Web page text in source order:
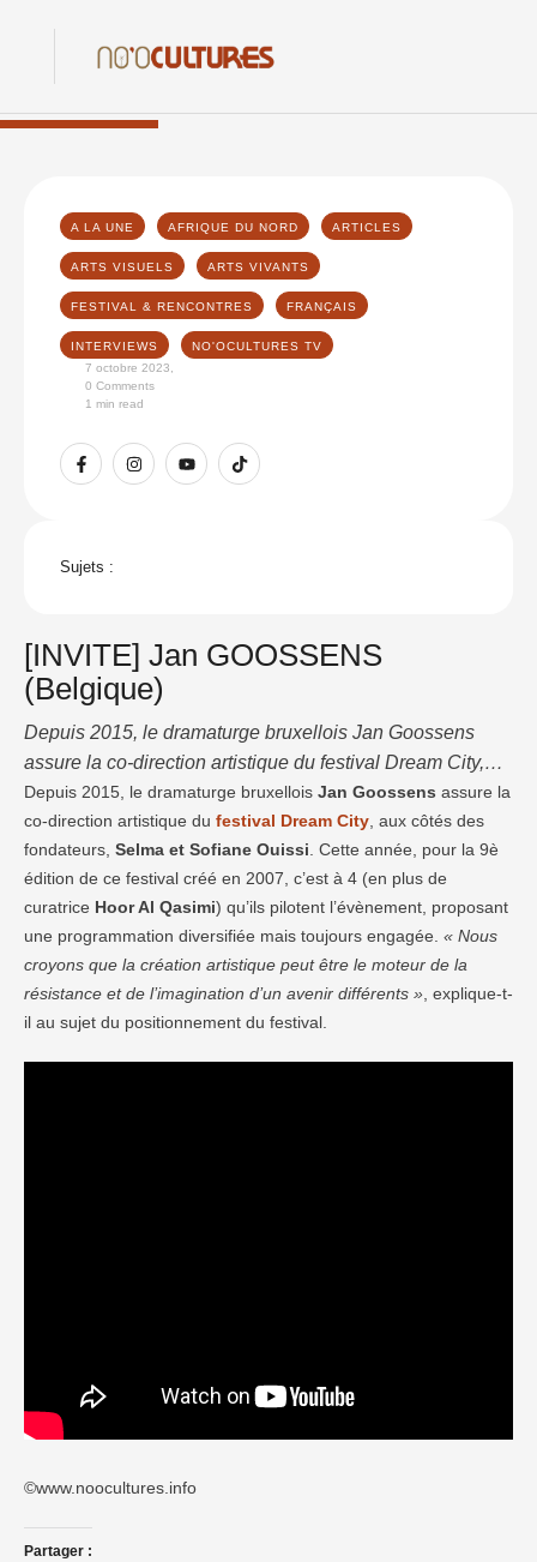
A LA UNE AFRIQUE DU NORD ARTICLES
ARTS VISUELS ARTS VIVANTS
FESTIVAL & RENCONTRES FRANÇAIS
INTERVIEWS
NO'OCULTURES TV
7 octobre 2023
0 Comments
1 min read
Sujets :
[INVITE] Jan GOOSSENS
(Belgique)
Depuis 2015, le dramaturge bruxellois Jan Goossens
assure la co-direction artistique du festival Dream City,
aux côtés des fondateurs, Selma et Sofiane
Ouissi.Partager : Cliquez pour partager sur
WhatsApp(ouvre dans une nouvelle fenêtre) WhatsApp
Cliquez pour partager sur LinkedIn(ouvre dans une
nouvelle fenêtre) LinkedIn J’aime ça :J’aime
chargement…
Depuis 2015, le dramaturge bruxellois Jan Goossens assure la
co-direction artistique du festival Dream City , aux côtés des
fondateurs, Selma et Sofiane Ouissi . Cette année, pour la 9è
édition de ce festival créé en 2007, c’est à 4 (en plus de
curatrice Hoor Al Qasimi) qu’ils pilotent l’évènement, proposant
une programmation diversifiée mais toujours engagée. « Nous
croyons que la création artistique peut être le moteur de la
résistance et de l’imagination d’un avenir différents » , explique-t-
il au sujet du positionnement du festival.
©www.noocultures.info
Partager :